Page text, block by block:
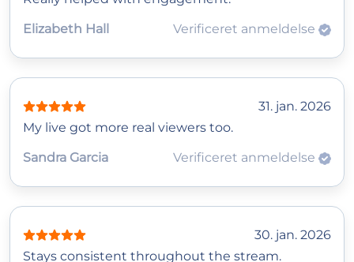
Elizabeth Hall
Verificeret anmeldelse
31. jan. 2026
My live got more real viewers too.
Sandra Garcia
Verificeret anmeldelse
30. jan. 2026
Stays consistent throughout the stream.